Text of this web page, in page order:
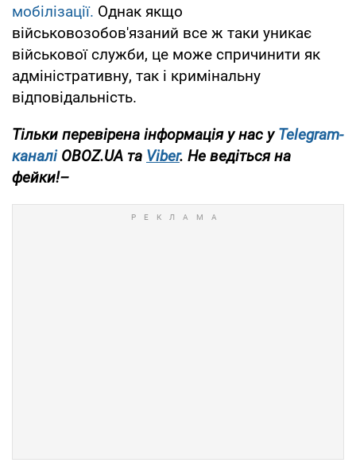
мобілізації. Однак якщо
військовозобов'язаний все ж таки уникає
військової служби, це може спричинити як
адміністративну, так і кримінальну
відповідальність.
Тільки перевірена інформація у нас уTelegram-
каналіOBOZ.UA та Viber. Не ведіться на
фейки!–